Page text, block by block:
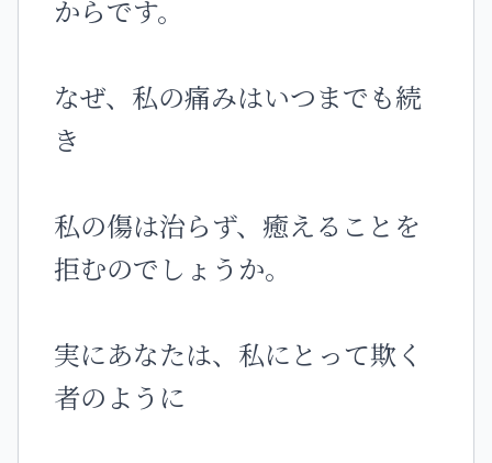
からです。
なぜ、私の痛みはいつまでも続
き
私の傷は治らず、癒えることを
拒むのでしょうか。
実にあなたは、私にとって欺く
者のように